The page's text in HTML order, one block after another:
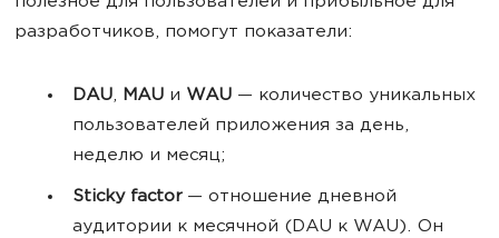
разработчиков, помогут показатели:
DAU, MAU и WAU — количество уникальных
пользователей приложения за день,
неделю и месяц;
Sticky factor— отношение дневной
аудитории к месячной (DAU к WAU). Он